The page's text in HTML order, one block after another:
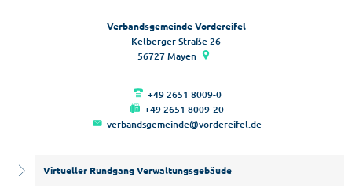
Verbandsgemeinde Vordereifel
Kelberger Straße 26
56727 Mayen
+49 2651 8009-0
+49 2651 8009-20
verbandsgemeinde@vordereifel.de
Virtueller Rundgang Verwaltungsgebäude